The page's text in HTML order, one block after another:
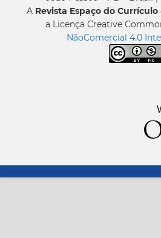
A Revista Espaço do Currículo
a Licença Creative
NãoComercial 4.0